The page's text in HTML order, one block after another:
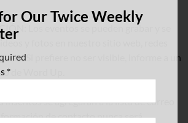
Los eventos se pueden grabar y se
y fotos en nuestro sitio web, redes
Si prefiere no ser visible, informe a un
de Word Up.
inscritos se agregarán a la lista de correo
de contacto nunca será
Our Twice Weekly
*